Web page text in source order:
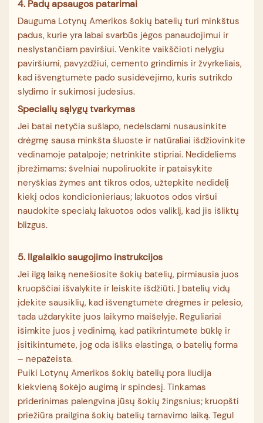
4. Padų apsaugos patarimai
Dauguma Lotynų Amerikos šokių batelių turi minkštus
padus, kurie yra labai svarbūs jėgos panaudojimui ir
neslystančiam paviršiui. Venkite vaikščioti nelygiu
paviršiumi, pavyzdžiui, cemento grindimis ir žvyrkeliais,
kad išvengtumėte pado susidėvėjimo, kuris sutrikdo
slydimo ir sukimosi judesius.
Specialių sąlygų tvarkymas
Jei batai netyčia sušlapo, nedelsdami nusausinkite
drėgmę sausa minkšta šluoste ir natūraliai išdžiovinkite
vėdinamoje patalpoje; netrinkite stipriai. Nedideliems
įbrėžimams: švelniai nupoliruokite ir pataisykite
neryškias žymes ant tikros odos, užtepkite nedidelį
kiekį odos kondicionieriaus; lakuotos odos viršui
naudokite specialų lakuotos odos valiklį, kad jis išliktų
blizgus.
5. Ilgalaikio saugojimo instrukcijos
Jei ilgą laiką nenešiosite šokių batelių, pirmiausia juos
kruopščiai išvalykite ir leiskite išdžiūti. Į batelių vidų
įdėkite sausiklių, kad išvengtumėte drėgmės ir pelėsio,
tada uždarykite juos laikymo maišelyje. Reguliariai
išimkite juos į vėdinimą, kad patikrintumėte būklę ir
įsitikintumėte, jog oda išliks elastinga, o batelių forma
– nepažeista.
Puiki Lotynų Amerikos šokių batelių pora liudija
kiekvieną šokėjo augimą ir spindesį. Tinkamas
priderinimas palengvina jūsų šokių žingsnius; kruopšti
priežiūra prailgina šokių batelių tarnavimo laiką. Tegul